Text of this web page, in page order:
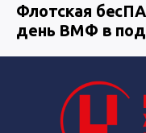
Флотская
день ВМФ в